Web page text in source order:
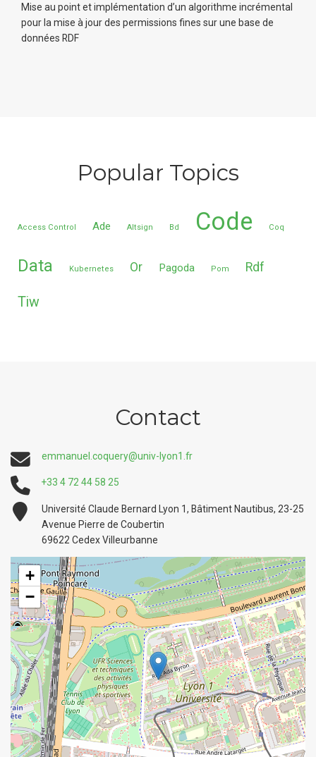
Mise au point et implémentation d’un algorithme incrémental
pour la mise à jour des permissions fines sur une base de
données RDF
Popular Topics
Access Control Ade Altsign Bd Code Coq
Data Kubernetes Or Pagoda Pom Rdf
Tiw
Contact
emmanuel.coquery@univ-lyon1.fr
+33 4 72 44 58 25
Université Claude Bernard Lyon 1, Bâtiment Nautibus, 23-25
Avenue Pierre de Coubertin
69622 Cedex Villeurbanne
+
−